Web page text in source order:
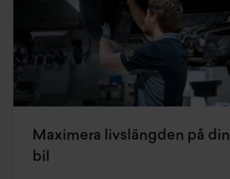
Maximera livslängden på din
bil